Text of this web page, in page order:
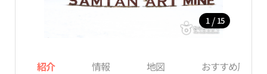
1 / 15
紹介 情報 地図 おすすめ周辺